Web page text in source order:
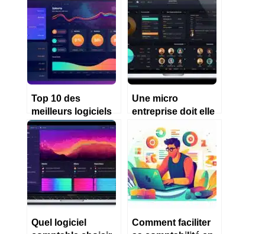
Top 10 des
meilleurs logiciels
comptables
gratuits
Une micro
entreprise doit elle
obligatoirement
faire sa
comptabilité sur un
logiciel ?
Quel logiciel
Comment faciliter